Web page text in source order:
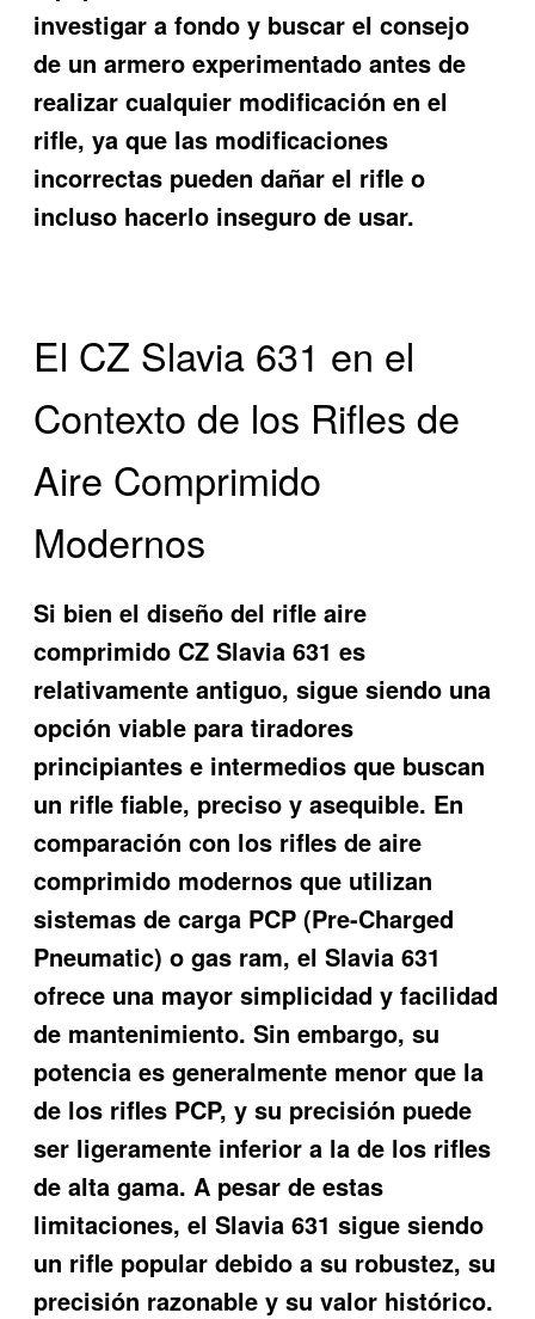
investigar a fondo y buscar el consejo
de un armero experimentado antes de
realizar cualquier modificación en el
rifle, ya que las modificaciones
incorrectas pueden dañar el rifle o
incluso hacerlo inseguro de usar.
El CZ Slavia 631 en el
Contexto de los Rifles de
Aire Comprimido
Modernos
Si bien el diseño del rifle aire
comprimido CZ Slavia 631 es
relativamente antiguo, sigue siendo una
opción viable para tiradores
principiantes e intermedios que buscan
un rifle fiable, preciso y asequible. En
comparación con los rifles de aire
comprimido modernos que utilizan
sistemas de carga PCP (Pre-Charged
Pneumatic) o gas ram, el Slavia 631
ofrece una mayor simplicidad y facilidad
de mantenimiento. Sin embargo, su
potencia es generalmente menor que la
de los rifles PCP, y su precisión puede
ser ligeramente inferior a la de los rifles
de alta gama. A pesar de estas
limitaciones, el Slavia 631 sigue siendo
un rifle popular debido a su robustez, su
precisión razonable y su valor histórico.